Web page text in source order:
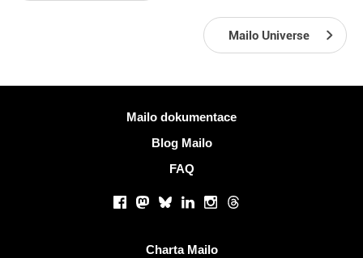
Mailo Universe
Mailo dokumentace
Blog Mailo
FAQ
Facebook
Mastodon
BlueskyLinkedInInstagram
Threads
Charta Mailo